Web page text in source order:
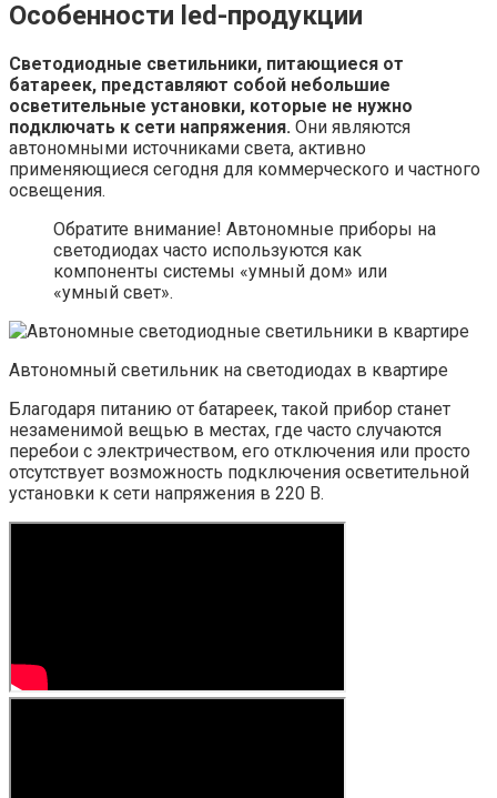
Особенности led-продукции
Светодиодные светильники, питающиеся от
батареек, представляют собой небольшие
осветительные установки, которые не нужно
подключать к сети напряжения. Они являются
автономными источниками света, активно
применяющиеся сегодня для коммерческого и частного
освещения.
Обратите внимание! Автономные приборы на
светодиодах часто используются как
компоненты системы «умный дом» или
«умный свет».
Автономный светильник на светодиодах в квартире
Благодаря питанию от батареек, такой прибор станет
незаменимой вещью в местах, где часто случаются
перебои с электричеством, его отключения или просто
отсутствует возможность подключения осветительной
установки к сети напряжения в 220 В.